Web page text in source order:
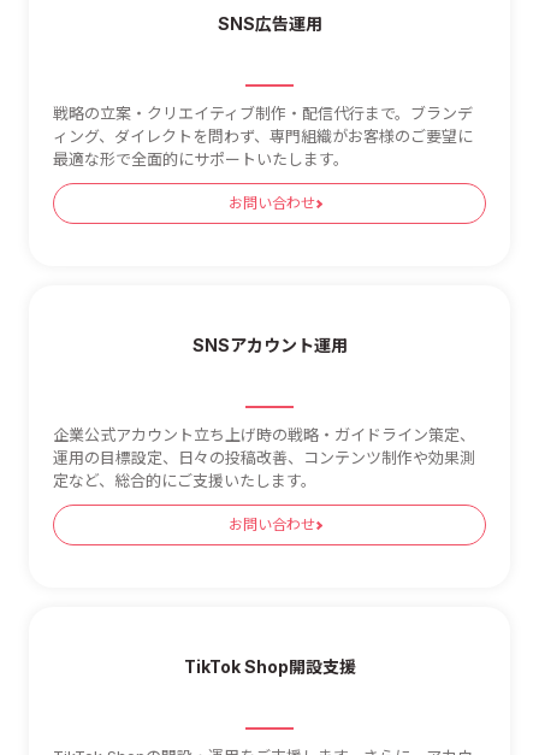
SNS広告運用
戦略の立案・クリエイティブ制作・配信代行まで。ブランデ
ィング、ダイレクトを問わず、専門組織がお客様のご要望に
最適な形で全面的にサポートいたします。
お問い合わせ
SNSアカウント運用
企業公式アカウント立ち上げ時の戦略・ガイドライン策定、
運用の目標設定、日々の投稿改善、コンテンツ制作や効果測
定など、総合的にご支援いたします。
お問い合わせ
TikTok Shop開設支援